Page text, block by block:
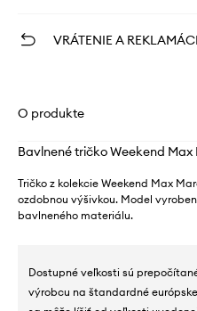
VRÁTENIE A
O produkte
Bavlnené tričko Weekend Max
Tričko z kolekcie Weekend Max
ozdobnou výšivkou. Model
bavlneného materiálu.
Dostupné veľkosti sú
výrobcu na štandardné